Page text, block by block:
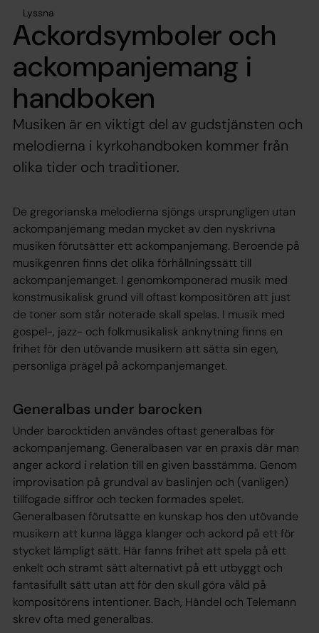
Lyssna
Ackordsymboler och
ackompanjemang i
handboken
Musiken är en viktigt del av gudstjänsten och
melodierna i kyrkohandboken kommer från
olika tider och traditioner.
De gregorianska melodierna sjöngs ursprungligen utan
ackompanjemang medan mycket av den nyskrivna
musiken förutsätter ett ackompanjemang. Beroende på
musikgenren finns det olika förhållningssätt till
ackompanjemanget. I genomkomponerad musik med
konstmusikalisk grund vill oftast kompositören att just
de toner som står noterade skall spelas. I musik med
gospel-, jazz- och folkmusikalisk anknytning finns en
frihet för den utövande musikern att sätta sin egen,
personliga prägel på ackompanjemanget.
Generalbas under barocken
Under barocktiden användes oftast generalbas för
ackompanjemang. Generalbasen var en praxis där man
anger ackord i relation till en given basstämma. Genom
improvisation på grundval av baslinjen och (vanligen)
tillfogade siffror och tecken formades spelet.
Generalbasen förutsatte en kunskap hos den utövande
musikern att kunna lägga klanger och ackord på ett för
stycket lämpligt sätt. Här fanns frihet att spela på ett
enkelt och stramt sätt alternativt på ett utbyggt och
fantasifullt sätt utan att för den skull göra våld på
kompositörens intentioner. Bach, Händel och Telemann
skrev ofta med generalbas.